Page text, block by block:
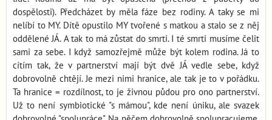
dospělosti). Předcházet by měla fáze bez rodiny. A taky se mi
nelíbí to MY. Dítě opustilo MY tvořené s matkou a stalo se z něj
oddělené JÁ. A tak to má zůstat do smrti. I té smrti musíme čelit
sami za sebe. I když samozřejmě může být kolem rodina. Já to
cítím tak, že v partnerství mají být dvě JÁ vedle sebe, když
dobrovolně chtějí. Je mezi nimi hranice, ale tak je to v pořádku.
Ta hranice = rozdílnost, to je živnou půdou pro ono partnerství.
Už to není symbiotické "s mámou", kde není úniku, ale svazek